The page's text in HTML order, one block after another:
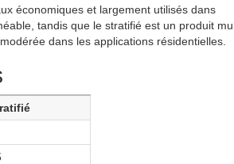
économiques et largement utilisés dans
tandis que le stratifié est un produit
dans les applications résidentielles.